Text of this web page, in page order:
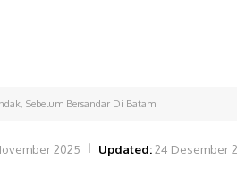
Sebelum Bersandar Di Batam
2025 Updated:24 Desember